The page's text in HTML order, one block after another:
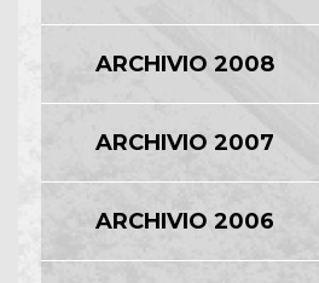
ARCHIVIO 2008
ARCHIVIO 2007
ARCHIVIO 2006